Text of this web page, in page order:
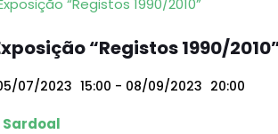
“Registos 1990/
07/2023 15:00 - 08/09/2023 20:00
Sardoal